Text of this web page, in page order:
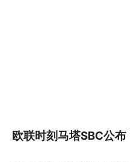
欧联时刻马塔SBC公布